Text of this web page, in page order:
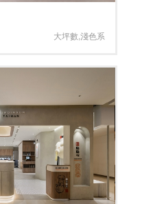
大坪數 淺色系